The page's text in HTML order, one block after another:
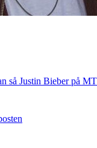
så Justin Bieber på